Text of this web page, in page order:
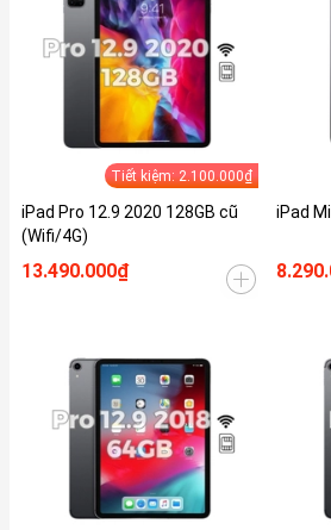
Tiết kiệm: 2.100.000₫
iPad Pro 12.9 2020 128GB cũ
(Wifi/4G)
13.490.000₫
iPad